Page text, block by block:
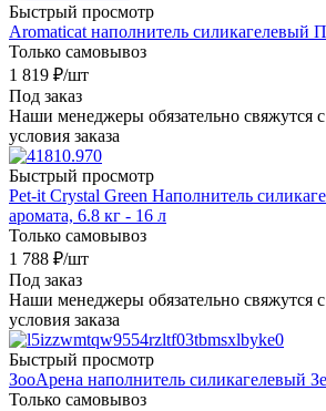
Быстрый просмотр
Aromaticat наполнитель силикагелевый
Только самовывоз
1 819 ₽/шт
Под заказ
Наши менеджеры обязательно свяжутся
условия заказа
Быстрый просмотр
Pet-it Crystal Green Наполнитель
аромата, 6.8 кг - 16 л
Только самовывоз
1 788 ₽/шт
Под заказ
Наши менеджеры обязательно свяжутся
условия заказа
Быстрый просмотр
ЗооАрена наполнитель силикагелевый
Только самовывоз